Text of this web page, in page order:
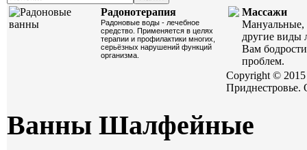
Радонотерапия
Радоновые воды - лечебное
средство. Применяется в целях
терапии и профилактики многих,
серьёзных нарушений функций
организма.
Массажи
Мануальные,
другие виды
Вам
проблем.
Ванны Шалфейные
Copyright ©
Приднестровье.